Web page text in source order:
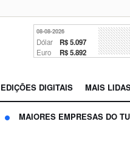
08-08-2026
Dólar R$ 5.097
Euro R$ 5.892
EDIÇÕES DIGITAIS MAIS
MAIORES EMPRESAS DO